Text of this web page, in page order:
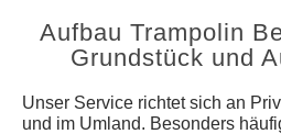
Aufbau Trampolin
Grundstück und
Unser Service richtet sich an
und im Umland. Besonders